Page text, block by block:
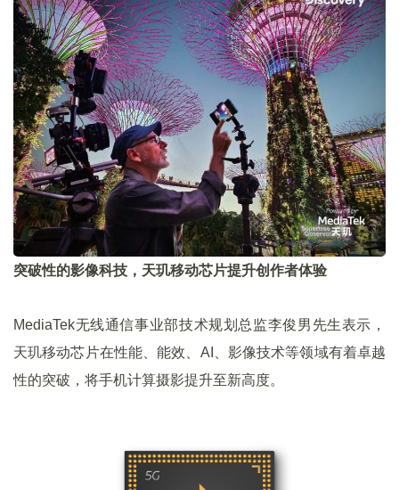
突破性的影像科技，天玑移动芯片提升创作者体验
MediaTek无线通信事业部技术规划总监李俊男先生表示，
天玑移动芯片在性能、能效、AI、影像技术等领域有着卓越
性的突破，将手机计算摄影提升至新高度。